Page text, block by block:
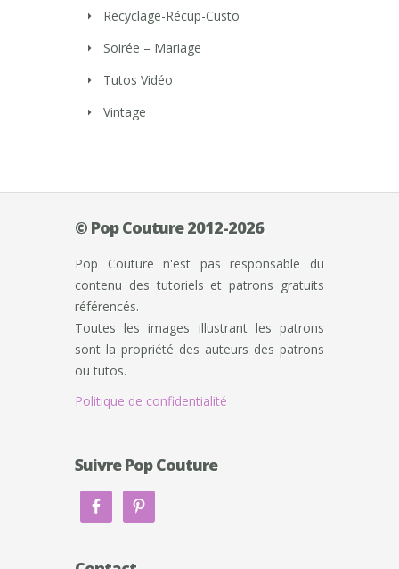
Recyclage-Récup-Custo
Soirée – Mariage
Tutos Vidéo
Vintage
© Pop Couture 2012-2026
Pop Couture n'est pas responsable du
contenu des tutoriels et patrons gratuits
référencés.
Toutes les images illustrant les patrons
sont la propriété des auteurs des patrons
ou tutos.
Politique de confidentialité
Suivre Pop Couture